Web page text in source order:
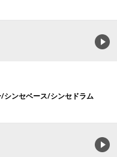
シンセベース/シンセドラム